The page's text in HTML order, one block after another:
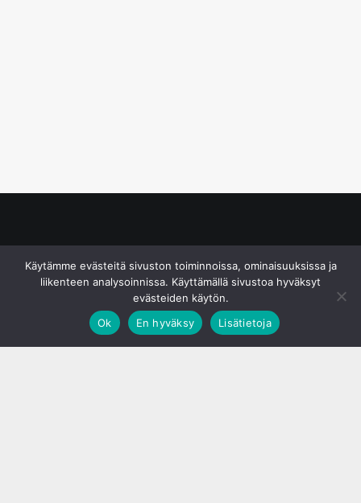
Käytämme evästeitä sivuston toiminnoissa, ominaisuuksissa ja
liikenteen analysoinnissa. Käyttämällä sivustoa hyväksyt
evästeiden käytön.
Ok
En hyväksy Lisätietoja